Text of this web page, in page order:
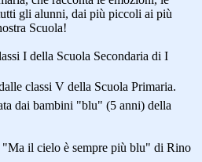
gli alunni, dai più piccoli ai più
Scuola!
I della Scuola Secondaria di I
classi V della Scuola Primaria.
dai bambini "blu" (5 anni) della
il cielo è sempre più blu" di Rino